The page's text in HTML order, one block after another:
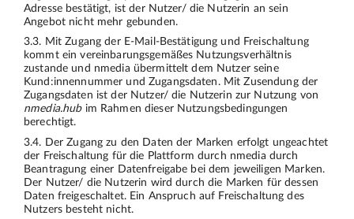
Adresse bestätigt, ist der Nutzer/ die Nutzerin an sein
Angebot nicht mehr gebunden.
3.3. Mit Zugang der E-Mail-Bestätigung und Freischaltung
kommt ein vereinbarungsgemäßes Nutzungsverhältnis
zustande und nmedia übermittelt dem Nutzer seine
Kund:innennummer und Zugangsdaten. Mit Zusendung der
Zugangsdaten ist der Nutzer/ die Nutzerin zur Nutzung von
nmedia.hubim Rahmen dieser Nutzungsbedingungen
berechtigt.
3.4. Der Zugang zu den Daten der Marken erfolgt ungeachtet
der Freischaltung für die Plattform durch nmedia durch
Beantragung einer Datenfreigabe bei dem jeweiligen Marken.
Der Nutzer/ die Nutzerin wird durch die Marken für dessen
Daten freigeschaltet. Ein Anspruch auf Freischaltung des
Nutzers besteht nicht.